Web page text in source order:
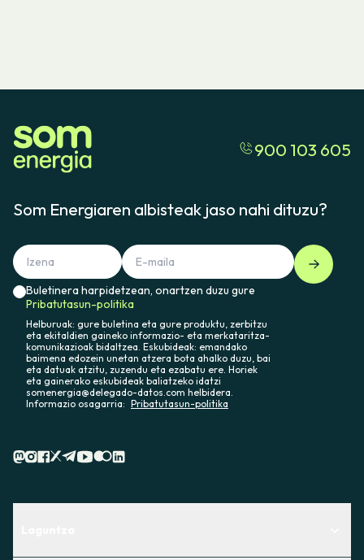
900 103 605
Som Energiaren albisteak jaso nahi dituzu?
Buletinera harpidetzean, onartzen duzu gure
Pribatutasun-politika
Helburuak: gure buletina eta gure produktu, zerbitzu
eta ekitaldien gaineko informazio- eta merkataritza-
komunikazioak bidaltzea. Eskubideak: emandako
baimena edozein unetan atzera bota ahalko duzu, bai
eta datuak atzitu, zuzendu eta ezabatu ere. Horiek
eta gainerako eskubideak baliatzeko idatzi
somenergia@delegado-datos.com helbidera.
Informazio osagarria: Pribatutasun-politika